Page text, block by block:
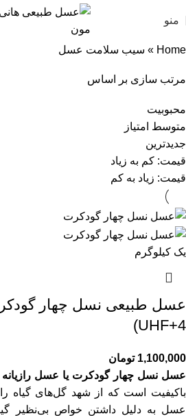
منو
Home
» سیب سلامت عسل
مرتب سازی بر اساس
محبوبیت
متوسط امتیاز
جدیدترین
قیمت: کم به زیاد
قیمت: زیاد به کم
یک کیلوگرم
عسل طبیعی نسل چهار
UHF+4)
1,100,000 تومان
عسل نسل چهار گودکرت یا عسل رازیانه
باکیفیت است که از شهد گل‌های گیاه
عسل به دلیل داشتن خواص بی‌نظیر